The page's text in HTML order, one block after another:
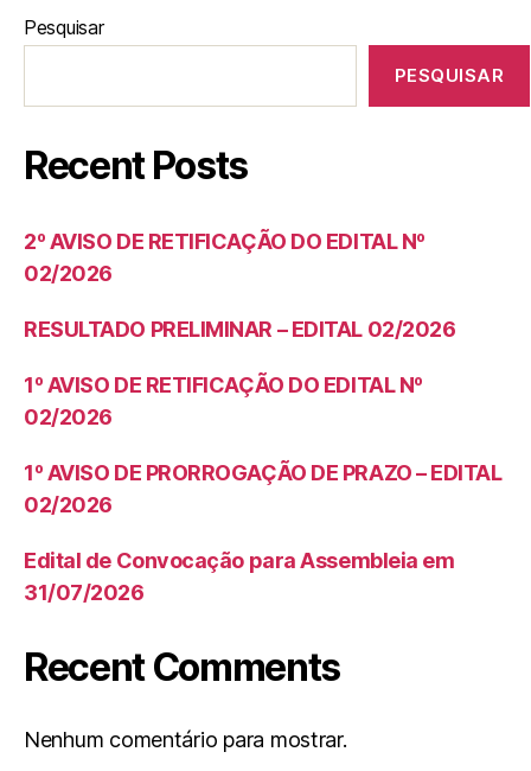
Pesquisar
PESQUISAR
Recent Posts
2º AVISO DE RETIFICAÇÃO DO EDITAL Nº
02/2026
RESULTADO PRELIMINAR – EDITAL 02/2026
1º AVISO DE RETIFICAÇÃO DO EDITAL Nº
02/2026
1º AVISO DE PRORROGAÇÃO DE PRAZO – EDITAL
02/2026
Edital de Convocação para Assembleia em
31/07/2026
Recent Comments
Nenhum comentário para mostrar.